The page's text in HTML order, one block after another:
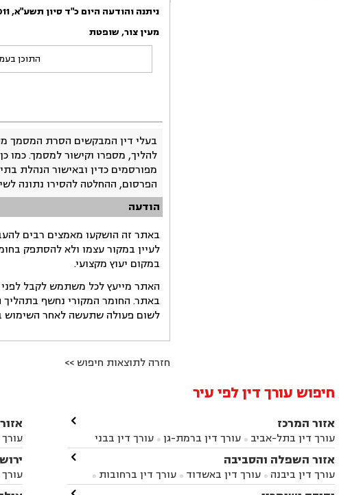
ניתנה והודעה היום כ"ד סיון תשע"א,
מעין צור, שופטת
התוכן
בעלי דין המבקשים הסרת המסמך
להליך, מספרו וקישור למסמך. כמו
מפורסמים כדין ובאישור הנהלת
הפרסום, ההחלטה להסירו נתונה
הודעה
באתר זה הושקעו מאמצים רבים
לעיין במקור עצמו ולא להסתפק
במקום יעוץ מקצועי.
האתר מייעץ לכל משתמש לקבל לפני
באתר. החומר המקורי נחשף בתהליך
לשום פעולה שתעשה לאחר השימוש
חזרה לתוצאות חיפוש >>
חיפוש עורך דין לפי עיר
אזור המרכז
עורך דין בתל-אביב  עורך דין ברמת-גן 
עורך דין בבני
ברק עורך דין בפתח תקווה עורך דין בראשון לציון
עורך דין ברחובות עורך דין בנס ציונה
במודיעין
עורך דין בהרצליה עורך דין בחולון
עורך

אזור השפלה והסביבה
עורך דין ביבנה  עורך דין באשדוד  עורך דין ברחובות 
עורך דין בראשון לציון עורך דין במודיעין
עורך דין

אתא